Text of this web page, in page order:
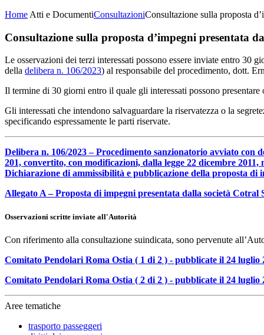
Home Atti e DocumentiConsultazioniConsultazione sulla proposta
Consultazione sulla proposta d’impegni presentata
Le osservazioni dei terzi interessati possono essere inviate entro 30
della delibera n. 106/2023) al responsabile del procedimento, dott.
Il termine di 30 giorni entro il quale gli interessati possono
Gli interessati che intendono salvaguardare la riservatezza o la
specificando espressamente le parti riservate.
Delibera n. 106/2023 – Procedimento sanzionatorio avviato con
201, convertito, con modificazioni, dalla legge 22 dicembre
Dichiarazione di ammissibilità e pubblicazione della proposta di
Allegato A – Proposta di impegni presentata dalla società
Osservazioni scritte inviate all'Autorità
Con riferimento alla consultazione suindicata, sono pervenute
Comitato Pendolari Roma Ostia ( 1 di 2 ) - pubblicate il 24 luglio
Comitato Pendolari Roma Ostia ( 2 di 2 ) - pubblicate il 24 luglio
Aree tematiche
trasporto passeggeri